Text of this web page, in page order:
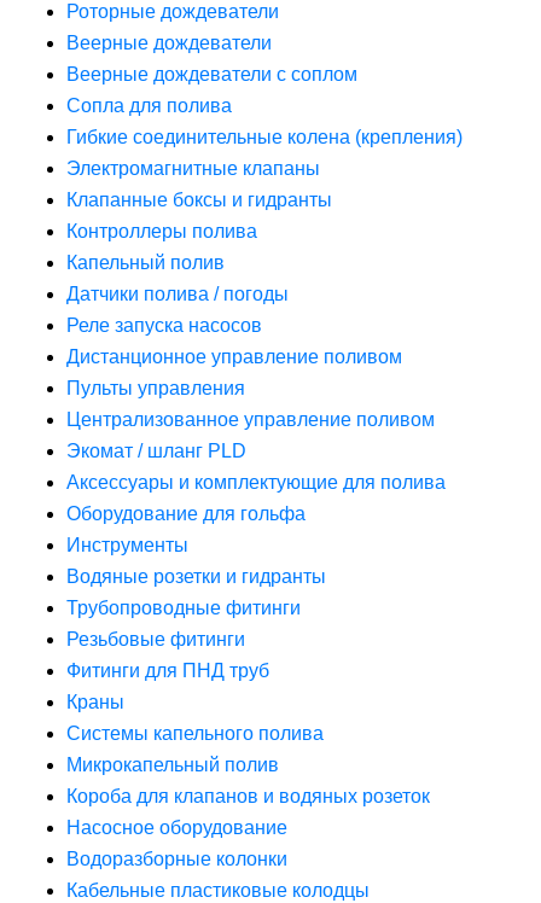
Роторные дождеватели
Веерные дождеватели
Веерные дождеватели с соплом
Сопла для полива
Гибкие соединительные колена (крепления)
Электромагнитные клапаны
Клапанные боксы и гидранты
Контроллеры полива
Капельный полив
Датчики полива / погоды
Реле запуска насосов
Дистанционное управление поливом
Пульты управления
Централизованное управление поливом
Экомат / шланг PLD
Аксессуары и комплектующие для полива
Оборудование для гольфа
Инструменты
Водяные розетки и гидранты
Трубопроводные фитинги
Резьбовые фитинги
Фитинги для ПНД труб
Краны
Системы капельного полива
Микрокапельный полив
Короба для клапанов и водяных розеток
Насосное оборудование
Водоразборные колонки
Кабельные пластиковые колодцы